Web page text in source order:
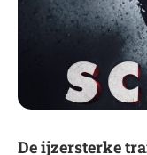
De ijzersterke